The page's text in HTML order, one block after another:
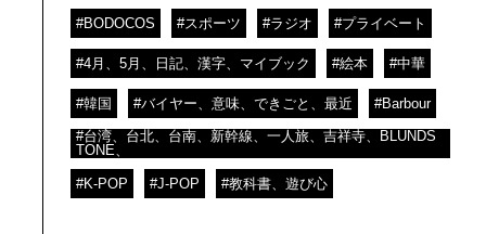
#BODOCOS #スポーツ #ラジオ #プライベート
#4月、5月、日記、漢字、マイブック #絵本 #中華
#韓国 #バイヤー、意味、できごと、最近 #Barbour
#台湾、台北、台南、新幹線、一人旅、吉祥寺、BLUNDS
TONE、
#K-POP #J-POP #教科書、遊び心